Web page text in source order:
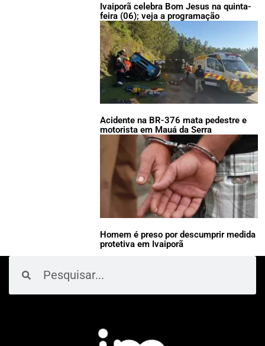
Ivaiporã celebra Bom Jesus na quinta-
feira (06); veja a programação
Acidente na BR-376 mata pedestre e
motorista em Mauá da Serra
Homem é preso por descumprir medida
protetiva em Ivaiporã